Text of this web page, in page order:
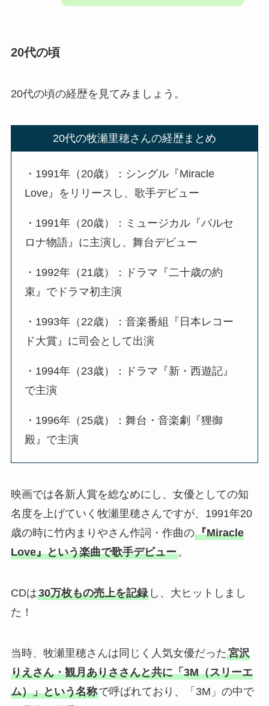
20代の頃
20代の頃の経歴を見てみましょう。
20代の牧瀬里穂さんの経歴まとめ
・1991年（20歳）：シングル『Miracle
Love』をリリースし、歌手デビュー
・1991年（20歳）：ミュージカル『バルセ
ロナ物語』に主演し、舞台デビュー
・1992年（21歳）：ドラマ『二十歳の約
束』でドラマ初主演
・1993年（22歳）：音楽番組『日本レコー
ド大賞』に司会として出演
・1994年（23歳）：ドラマ『新・西遊記』
で主演
・1996年（25歳）：舞台・音楽劇『狸御
殿』で主演
映画では各新人賞を総なめにし、女優としての知
名度を上げていく牧瀬里穂さんですが、1991年20
歳の時に竹内まりやさん作詞・作曲の『Miracle
Love』という楽曲で歌手デビュー。
CDは30万枚もの売上を記録し、大ヒットしまし
た！
当時、牧瀬里穂さんは同じく人気女優だった宮沢
りえさん・観月ありささんと共に「3M（スリーエ
ム）」という名称で呼ばれており、「3M」の中で